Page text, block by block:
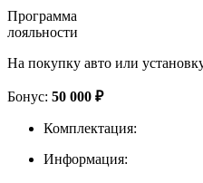
Программа
лояльности
На покупку авто или
Бонус: 50 000 ₽
Комплектация:
Информация: